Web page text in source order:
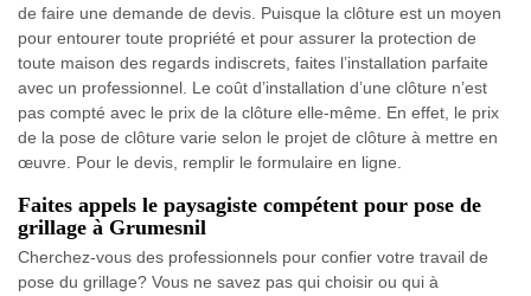
de faire une demande de devis. Puisque la clôture est un moyen
pour entourer toute propriété et pour assurer la protection de
toute maison des regards indiscrets, faites l’installation parfaite
avec un professionnel. Le coût d’installation d’une clôture n’est
pas compté avec le prix de la clôture elle-même. En effet, le prix
de la pose de clôture varie selon le projet de clôture à mettre en
œuvre. Pour le devis, remplir le formulaire en ligne.
Faites appels le paysagiste compétent pour pose de
grillage à Grumesnil
Cherchez-vous des professionnels pour confier votre travail de
pose du grillage? Vous ne savez pas qui choisir ou qui à